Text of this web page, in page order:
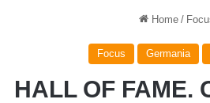
Home /
Focus Germania
HALL OF FAME.